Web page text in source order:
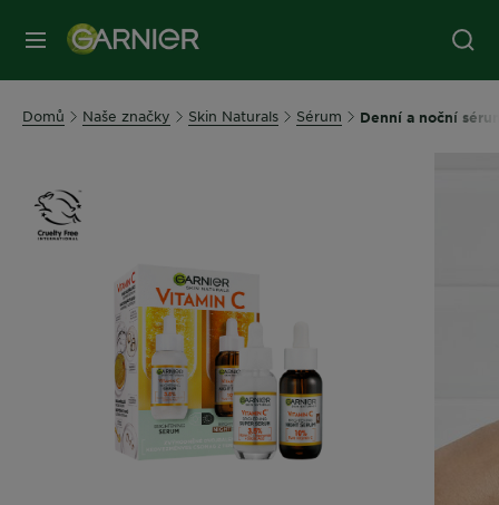
MENU
Domů Naše značky Skin Naturals Sérum Denní a noční